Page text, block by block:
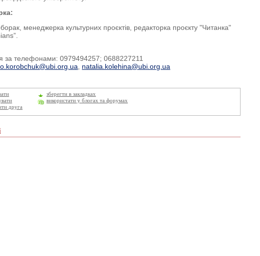
менеджерка культурних проєктів, редакторка проєкту "Читанка"
за телефонами: 0979494257; 0688227211
natalia.kolehina@ubi.org.ua
зберегти в закладках
використати у блогах та форумах
друга